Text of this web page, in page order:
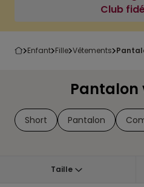
Club
enfant fille vêtements
Pantalon
Short Pantalon
Taille